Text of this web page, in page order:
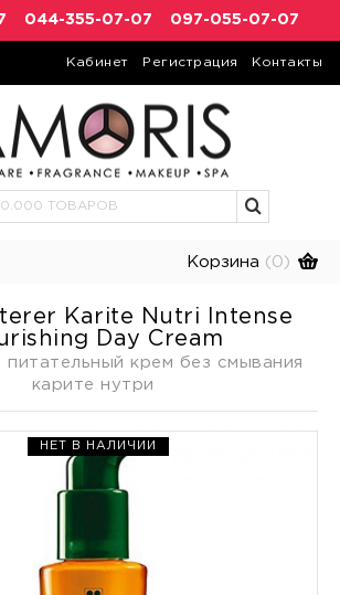
044-355-07-07 097-055-07-07
Кабинет Регистрация Контакты
Корзина (0)
Karite Nutri Intense
Day Cream
питательный крем без смывания
карите нутри
НЕТ В НАЛИЧИИ